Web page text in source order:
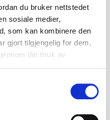
du bruker nettstedet
sosiale medier,
som kan kombinere den
gjort tilgjengelig for dem,
din bruk av
originale verk
kan gi et
Prisen på slike
dramatisk basert